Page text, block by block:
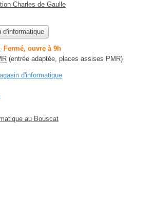
Charles de Gaulle
d'informatique
- Fermé, ouvre à 9h
(entrée adaptée, places assises PMR)
d'informatique
au Bouscat